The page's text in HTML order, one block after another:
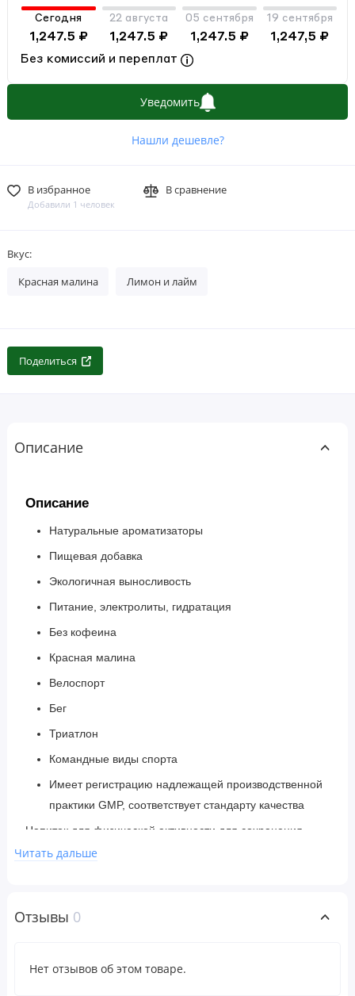
Сегодня
1,247.5 ₽
22 августа
1,247.5 ₽
05 сентября
1,247.5 ₽
19 сентября
1,247,5 ₽
Без комиссий и переплат
Уведомить
Нашли дешевле?
В избранное
Добавили 1 человек
В сравнение
Вкус:
Красная малина Лимон и лайм
Поделиться
Описание
Описание
Натуральные ароматизаторы
Пищевая добавка
Экологичная выносливость
Питание, электролиты, гидратация
Без кофеина
Красная малина
Велоспорт
Бег
Триатлон
Командные виды спорта
Имеет регистрацию надлежащей производственной
практики GMP, соответствует стандарту качества
Напиток для физической активности для сохранения
энергии и восполнения потери жидкости.
Range.
созданная спортсменами на выносливость для
Читать дальше
Отзывы 0
Нет отзывов об этом товаре.